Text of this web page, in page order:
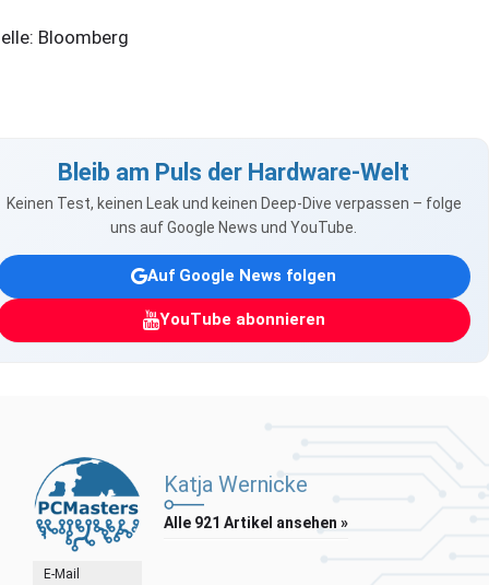
Bloomberg
Bleib am Puls der Hardware-Welt
Keinen Test, keinen Leak und keinen Deep-Dive verpassen – folge
uns auf Google News und YouTube.
Auf Google News folgen
YouTube abonnieren
E-Mail
Katja Wernicke
Alle 921 Artikel ansehen »